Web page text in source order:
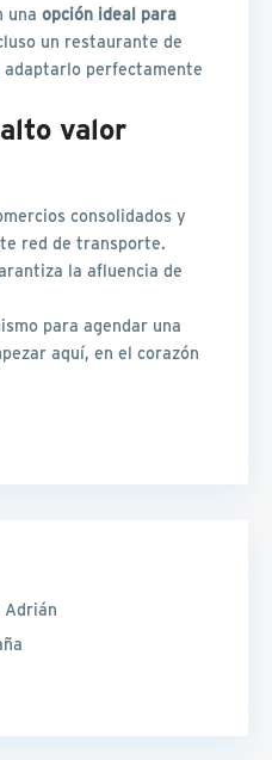
unaopción ideal para
un restaurante de
adaptarlo perfectamente
valor
consolidados y
red de transporte.
la afluencia de
para agendar una
aquí, en el corazón
Adrián